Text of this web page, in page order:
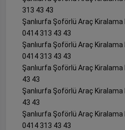
313 43 43
Şanlıurfa Şoförlü Araç Kiralama
0414 313 43 43
Şanlıurfa Şoförlü Araç Kiralama
0414 313 43 43
Şanlıurfa Şoförlü Araç Kiralama
43 43
Şanlıurfa Şoförlü Araç Kiralama
43 43
Şanlıurfa Şoförlü Araç Kiralama
0414 313 43 43